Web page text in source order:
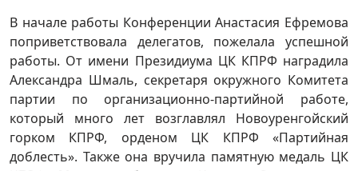
В начале работы Конференции Анастасия Ефремова
поприветствовала делегатов, пожелала успешной
работы. От имени Президиума ЦК КПРФ наградила
Александра Шмаль, секретаря окружного Комитета
партии по организационно-партийной работе,
который много лет возглавлял Новоуренгойский
горком КПРФ, орденом ЦК КПРФ «Партийная
доблесть». Также она вручила памятную медаль ЦК